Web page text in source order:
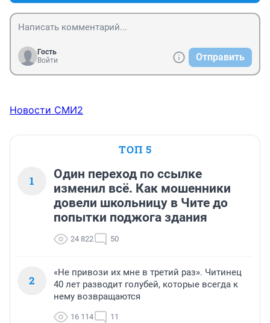
Гость
Войти
Отправить
Новости СМИ2
ТОП 5
1
Один переход по ссылке
изменил всё. Как мошенники
довели школьницу в Чите до
попытки поджога здания
24 822 50
2
«Не привози их мне в третий раз». Читинец
40 лет разводит голубей, которые всегда к
нему возвращаются
16 114 11